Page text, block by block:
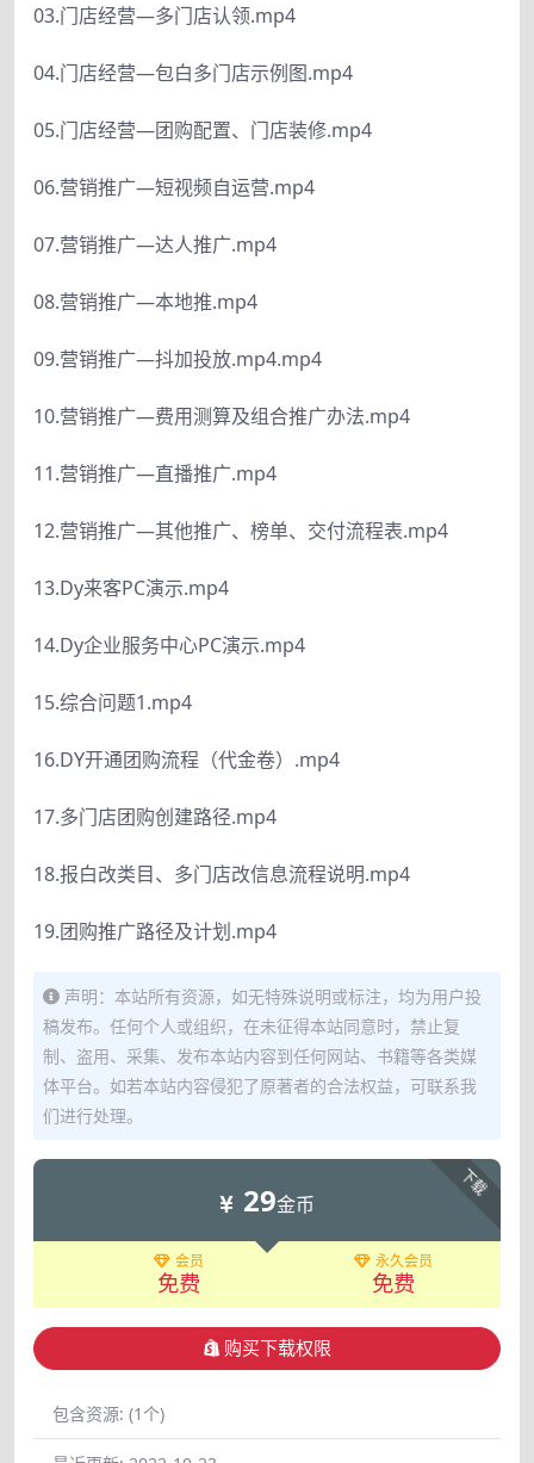
03.门店经营—多门店认领.mp4
04.门店经营—包白多门店示例图.mp4
05.门店经营—团购配置、门店装修.mp4
06.营销推广—短视频自运营.mp4
07.营销推广—达人推广.mp4
08.营销推广—本地推.mp4
09.营销推广—抖加投放.mp4.mp4
10.营销推广—费用测算及组合推广办法.mp4
11.营销推广—直播推广.mp4
12.营销推广—其他推广、榜单、交付流程表.mp4
13.Dy来客PC演示.mp4
14.Dy企业服务中心PC演示.mp4
15.综合问题1.mp4
16.DY开通团购流程（代金卷）.mp4
17.多门店团购创建路径.mp4
18.报白改类目、多门店改信息流程说明.mp4
19.团购推广路径及计划.mp4
声明：本站所有资源，如无特殊说明或标注，均为用户投
稿发布。任何个人或组织，在未征得本站同意时，禁止复
制、盗用、采集、发布本站内容到任何网站、书籍等各类媒
体平台。如若本站内容侵犯了原著者的合法权益，可联系我
们进行处理。
下载
29金币
会员
免费
永久会员
免费
购买下载权限
包含资源: (1个)